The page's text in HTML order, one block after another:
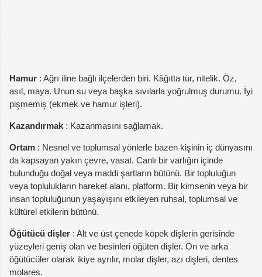
Hamur : Ağrı iline bağlı ilçelerden biri. Kâğıtta tür, nitelik. Öz,
asıl, maya. Unun su veya başka sıvılarla yoğrulmuş durumu. İyi
pişmemiş (ekmek ve hamur işleri).
Kazandırmak : Kazanmasını sağlamak.
Ortam : Nesnel ve toplumsal yönlerle bazen kişinin iç dünyasını
da kapsayan yakın çevre, vasat. Canlı bir varlığın içinde
bulunduğu doğal veya maddi şartların bütünü. Bir topluluğun
veya toplulukların hareket alanı, platform. Bir kimsenin veya bir
insan topluluğunun yaşayışını etkileyen ruhsal, toplumsal ve
kültürel etkilerin bütünü.
Öğütücü dişler : Alt ve üst çenede köpek dişlerin gerisinde
yüzeyleri geniş olan ve besinleri öğüten dişler. Ön ve arka
öğütücüler olarak ikiye ayrılır, molar dişler, azı dişleri, dentes
molares.